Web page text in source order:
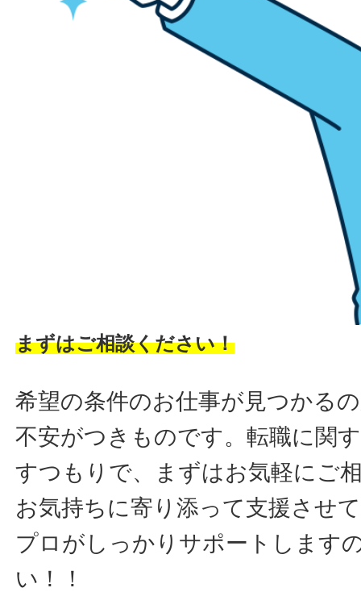
まずはご相談ください！
希望の条件のお仕事が見つかる
不安がつきものです。転職に関
すつもりで、まずはお気軽にご
お気持ちに寄り添って支援させ
プロがしっかりサポートします
い！！